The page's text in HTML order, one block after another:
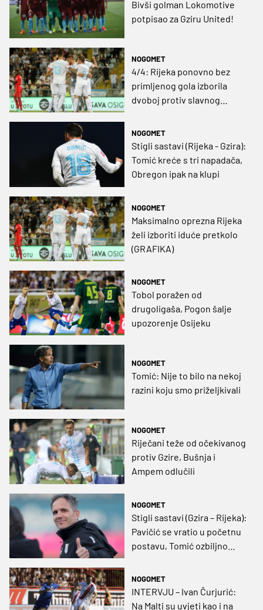
Bivši golman Lokomotive
potpisao za Gziru United!
NOGOMET
4/4: Rijeka ponovno bez
primljenog gola izborila
dvoboj protiv slavnog
NOGOMET
Stigli sastavi (Rijeka - Gzira):
Tomić kreće s tri napadača,
Obregon ipak na klupi
NOGOMET
Maksimalno oprezna Rijeka
želi izboriti iduće pretkolo
(GRAFIKA)
NOGOMET
Tobol poražen od
drugoligaša, Pogon šalje
upozorenje Osijeku
NOGOMET
Tomić: Nije to bilo na nekoj
razini koju smo priželjkivali
NOGOMET
Riječani teže od očekivanog
protiv Gzire, Bušnja i
Ampem odlučili
NOGOMET
Stigli sastavi (Gzira – Rijeka):
Pavičić se vratio u početnu
postavu, Tomić ozbiljno
NOGOMET
INTERVJU – Ivan Čurjurić:
Na Malti su uvjeti kao i na